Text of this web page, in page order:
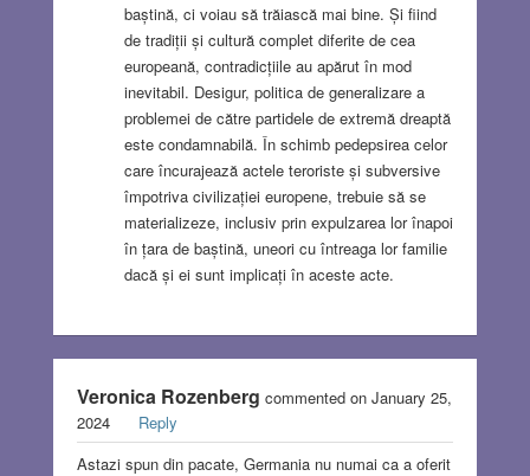
baștină, ci voiau să trăiască mai bine. Și fiind
de tradiții și cultură complet diferite de cea
europeană, contradicțiile au apărut în mod
inevitabil. Desigur, politica de generalizare a
problemei de către partidele de extremă dreaptă
este condamnabilă. În schimb pedepsirea celor
care încurajează actele teroriste și subversive
împotriva civilizației europene, trebuie să se
materializeze, inclusiv prin expulzarea lor înapoi
în țara de baștină, uneori cu întreaga lor familie
dacă și ei sunt implicați în aceste acte.
Veronica Rozenberg commented on January 25,
2024
Reply
Astazi spun din pacate, Germania nu numai ca a oferit